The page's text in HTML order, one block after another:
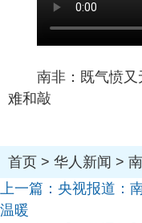
南非：既气愤
难和敲
首页 > 华人新闻 >
上一篇： 央视报道：
温暖